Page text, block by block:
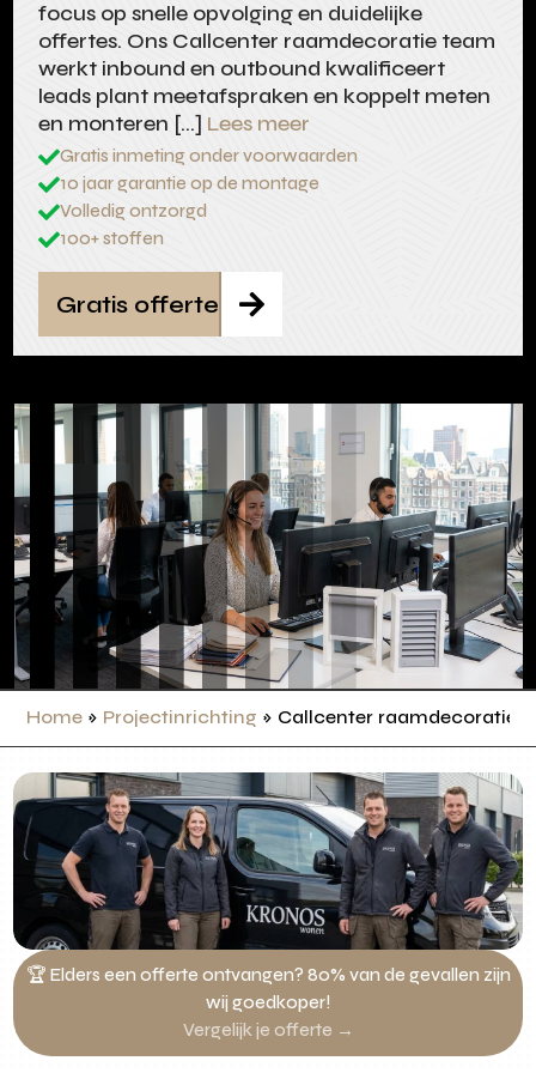
focus op snelle opvolging en duidelijke
offertes. Ons Callcenter raamdecoratie team
werkt inbound en outbound kwalificeert
leads plant meetafspraken en koppelt meten
en monteren […] Lees meer
Gratis inmeting onder voorwaarden
10 jaar garantie op de montage
Volledig ontzorgd
100+ stoffen

Gratis offerte
Home » Projectinrichting » Callcenter raamdecoratie
🏆 Elders een offerte ontvangen? 80% van de gevallen zijn
wij goedkoper!
Vergelijk je offerte →